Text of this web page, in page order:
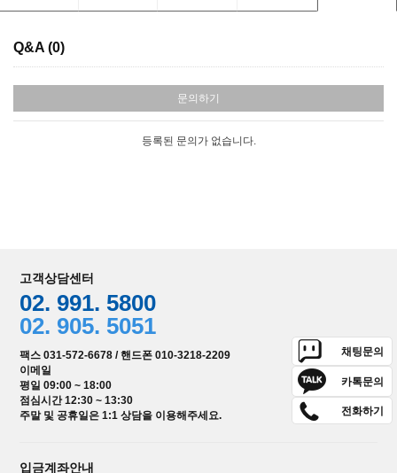
Q&A (0)
문의하기
등록된 문의가 없습니다.
고객상담센터
02. 991. 5800
02. 905. 5051
팩스 031-572-6678 / 핸드폰 010-3218-2209
이메일
평일 09:00 ~ 18:00
점심시간 12:30 ~ 13:30
주말 및 공휴일은 1:1 상담을 이용해주세요.
채팅문의
카톡문의
전화하기
입금계좌안내